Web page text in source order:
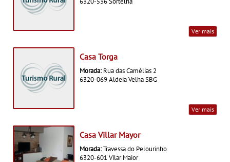
Ver mais
Casa Torga
Morada: Rua das Camélias 2
6320-069 Aldeia Velha SBG
Ver mais
Casa Villar Mayor
Morada:Travessa do Pelourinho
6320-601 Vilar Maior